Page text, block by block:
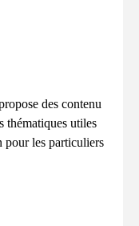
des contenu
thématiques utiles
pour les particuliers